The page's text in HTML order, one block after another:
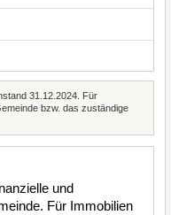
31.12.2024. Für
bzw. das zuständige
und
Für Immobilien